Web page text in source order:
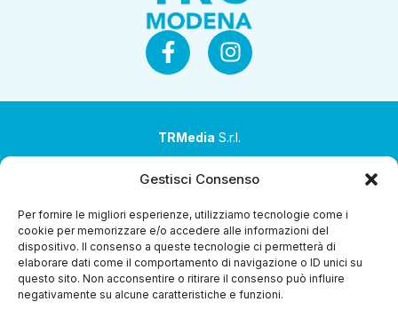
Gestisci Consenso
Per fornire le migliori esperienze, utilizziamo tecnologie come i
cookie per memorizzare e/o accedere alle informazioni del
dispositivo. Il consenso a queste tecnologie ci permetterà di
elaborare dati come il comportamento di navigazione o ID unici su
questo sito. Non acconsentire o ritirare il consenso può influire
negativamente su alcune caratteristiche e funzioni.
TRMedia S.r.l.
coordinamento da parte di Coop Alleanza 3.0 Soc. Coop.
Sede legale: via Ragazzi del ’99 nr. 51 42124 Reggio Emilia
(RE)
P.Iva 00651840365